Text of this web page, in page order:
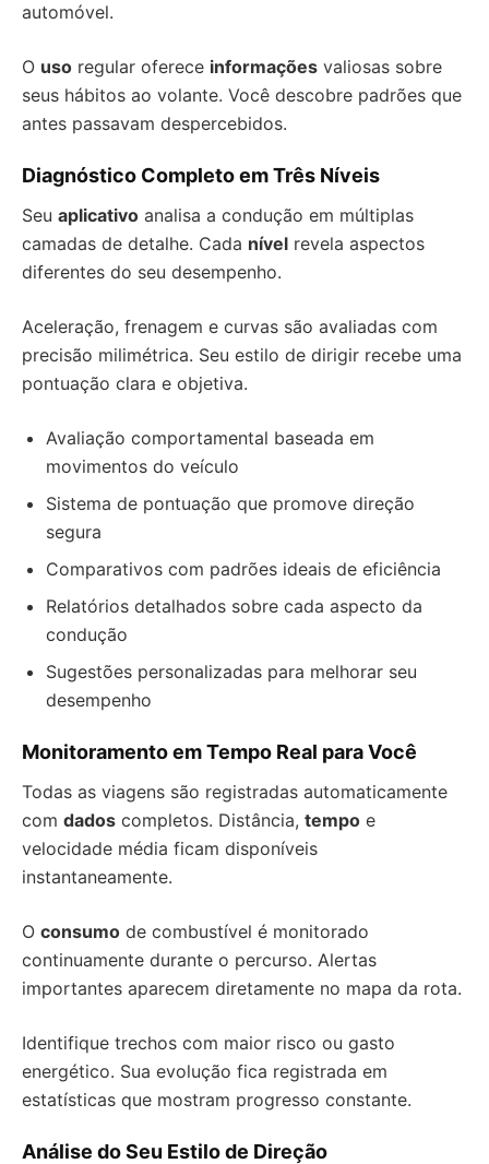
automóvel.
O uso regular oferece informações valiosas sobre
seus hábitos ao volante. Você descobre padrões que
antes passavam despercebidos.
Diagnóstico Completo em Três Níveis
Seu aplicativo analisa a condução em múltiplas
camadas de detalhe. Cada nível revela aspectos
diferentes do seu desempenho.
Aceleração, frenagem e curvas são avaliadas com
precisão milimétrica. Seu estilo de dirigir recebe uma
pontuação clara e objetiva.
Avaliação comportamental baseada em
movimentos do veículo
Sistema de pontuação que promove direção
segura
Comparativos com padrões ideais de eficiência
Relatórios detalhados sobre cada aspecto da
condução
Sugestões personalizadas para melhorar seu
desempenho
Monitoramento em Tempo Real para Você
Todas as viagens são registradas automaticamente
com dados completos. Distância, tempo e
velocidade média ficam disponíveis
instantaneamente.
O consumo de combustível é monitorado
continuamente durante o percurso. Alertas
importantes aparecem diretamente no mapa da rota.
Identifique trechos com maior risco ou gasto
energético. Sua evolução fica registrada em
estatísticas que mostram progresso constante.
Análise do Seu Estilo de Direção